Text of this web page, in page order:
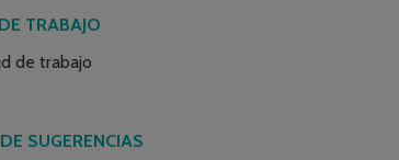
TRABAJO
de trabajo
SUGERENCIAS